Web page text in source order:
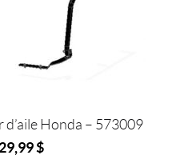
d’aile Honda – 573009
$